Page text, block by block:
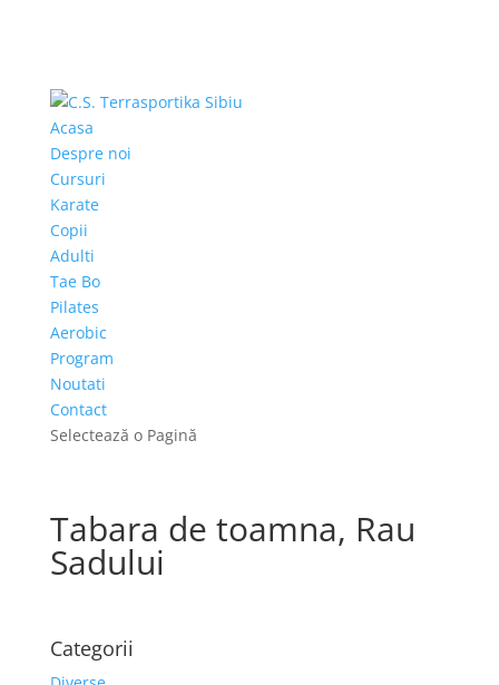
Acasa
Despre noi
Cursuri
Karate
Copii
Adulti
Tae Bo
Pilates
Aerobic
Program
Noutati
Contact
Selectează o Pagină
Tabara de toamna, Rau
Sadului
Categorii